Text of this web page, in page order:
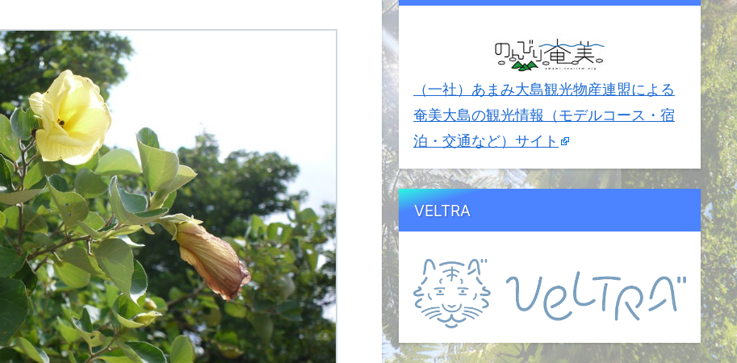
（一社）あまみ大島観光物産連盟による
奄美大島の観光情報（モデルコース・宿
泊・交通など）サイト
VELTRA